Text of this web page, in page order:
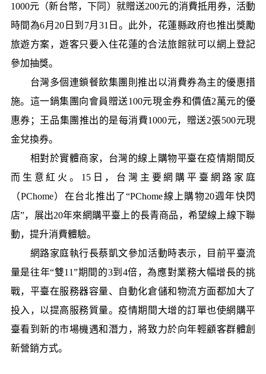
1000元（新台幣，下同）就贈送200元的消費抵用券，活動
時間為6月20日到7月31日。此外，花蓮縣政府也推出獎勵
旅遊方案，遊客只要入住花蓮的合法旅館就可以網上登記
參加抽獎。
台灣多個連鎖餐飲集團則推出以消費券為主的優惠措
施。這一鍋集團向會員贈送100元現金券和價值2萬元的優
惠券；王品集團推出的是每消費1000元，贈送2張500元現
金兌換券。
相對於實體商家，台灣的線上購物平臺在疫情期間反
而生意紅火。15日，台灣主要網購平臺網路家庭
（PChome）在台北推出了“PChome線上購物20週年快閃
店”，展出20年來網購平臺上的長青商品，希望線上線下聯
動，提升消費體驗。
網路家庭執行長蔡凱文參加活動時表示，目前平臺流
量是往年“雙11”期間的3到4倍，為應對業務大幅增長的挑
戰，平臺在服務器容量、自動化倉儲和物流方面都加大了
投入，以提高服務質量。疫情期間大增的訂單也使網購平
臺看到新的市場機遇和潛力，將致力於向年輕顧客群體創
新營銷方式。